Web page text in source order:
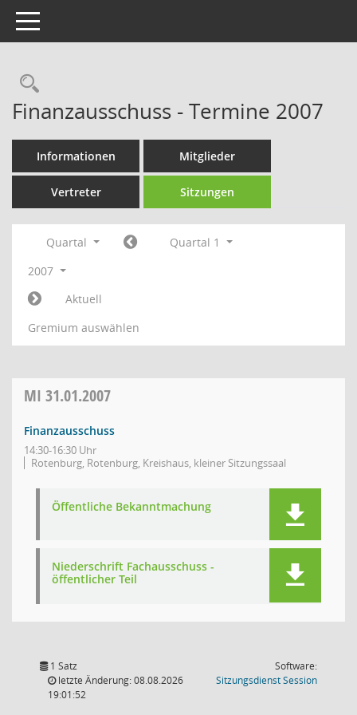
Toggle navigation
Rechercheauswahl
Finanzausschuss - Termine 2007
Informationen Mitglieder
Vertreter Sitzungen
Quartal
Quartal 1
2007
Aktuell
Gremium auswählen
MI 31.01.2007
Finanzausschuss
14:30-16:30 Uhr
Rotenburg, Rotenburg, Kreishaus, kleiner Sitzungssaal
Öffentliche Bekanntmachung
Niederschrift Fachausschuss -
öffentlicher Teil
1 Satz
letzte Änderung: 08.08.2026
19:01:52
Software:
SitzungsdienstSession(Wird in